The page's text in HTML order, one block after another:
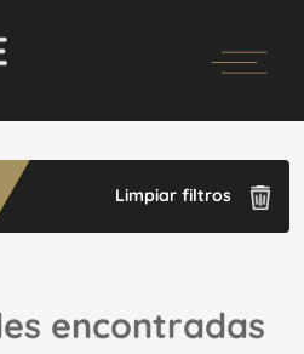
Limpiar filtros
encontradas